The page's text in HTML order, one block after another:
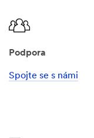
Podpora
Spojte se s námi